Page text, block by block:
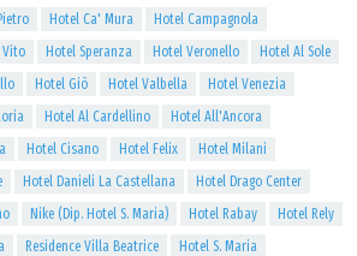
Hotel Ca' Mura
Hotel Campagnola
Vito Hotel Speranza Hotel Veronello
Hotel Al Sole
Hotel Giò Hotel Valbella
Hotel Venezia
Hotel Al Cardellino
Hotel All'Ancora
Hotel Cisano Hotel Felix
Hotel Milani
Hotel Danieli La Castellana
Hotel Drago Center
Nike (Dip. Hotel S. Maria) Hotel Rabay
Hotel Rely
Residence Villa Beatrice
Hotel S. Maria